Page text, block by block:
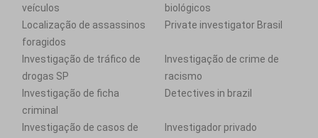
veículos
biológicos
Localização de assassinos
foragidos
Private investigator Brasil
Investigação de tráfico de
drogas SP
Investigação de crime de
racismo
Investigação de ficha
criminal
Detectives in brazil
Investigação de casos de
Investigador privado